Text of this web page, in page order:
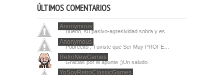
ÚLTIMOS COMENTARIOS
Anonymous
Bueno, su pasivo-agresividad sobra y es …
Anonymous
Pobrecito , Tuviste que Ser Muy PROFE…
RetroNewGames
Gracias por el apunte ;)Un saludo.
YoSoyRetroClassicGames